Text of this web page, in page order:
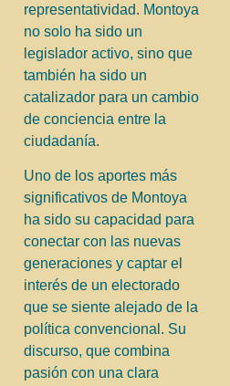
representatividad. Montoya
no solo ha sido un
legislador activo, sino que
también ha sido un
catalizador para un cambio
de conciencia entre la
ciudadanía.
Uno de los aportes más
significativos de Montoya
ha sido su capacidad para
conectar con las nuevas
generaciones y captar el
interés de un electorado
que se siente alejado de la
política convencional. Su
discurso, que combina
pasión con una clara